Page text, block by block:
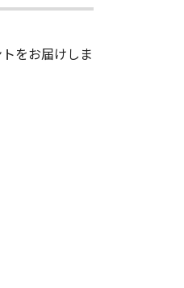
をお届けしま